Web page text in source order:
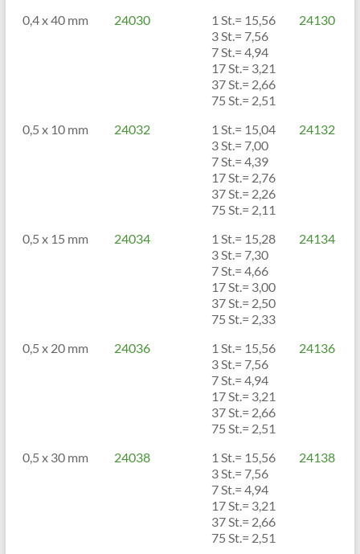
0,4 x 40 mm 24030
1 St.= 15,56
3 St.= 7,56
7 St.= 4,94
17 St.= 3,21
37 St.= 2,66
75 St.= 2,51
24130
0,5 x 10 mm 24032
1 St.= 15,04
3 St.= 7,00
7 St.= 4,39
17 St.= 2,76
37 St.= 2,26
75 St.= 2,11
24132
0,5 x 15 mm 24034
1 St.= 15,28
3 St.= 7,30
7 St.= 4,66
17 St.= 3,00
37 St.= 2,50
75 St.= 2,33
24134
0,5 x 20 mm 24036
1 St.= 15,56
3 St.= 7,56
7 St.= 4,94
17 St.= 3,21
37 St.= 2,66
75 St.= 2,51
24136
0,5 x 30 mm 24038
1 St.= 15,56
3 St.= 7,56
7 St.= 4,94
17 St.= 3,21
37 St.= 2,66
75 St.= 2,51
24138